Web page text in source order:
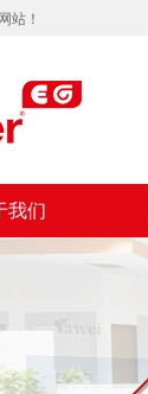
站！
我们